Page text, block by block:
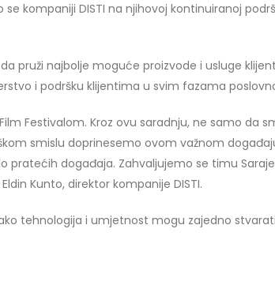
kompaniji DISTI na njihovoj kontinuiranoj
pruži najbolje moguće proizvode i usluge
i podršku klijentima u svim fazama
Festivalom. Kroz ovu saradnju, ne samo da
smislu doprinesemo ovom važnom
pratećih događaja. Zahvaljujemo se timu
Kunto, direktor kompanije DISTI.
tehnologija i umjetnost mogu zajedno